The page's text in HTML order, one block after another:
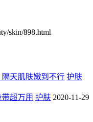
skin/898.html
隔天肌肤嫩到不行 护肤
超万用 护肤 2020-11-29